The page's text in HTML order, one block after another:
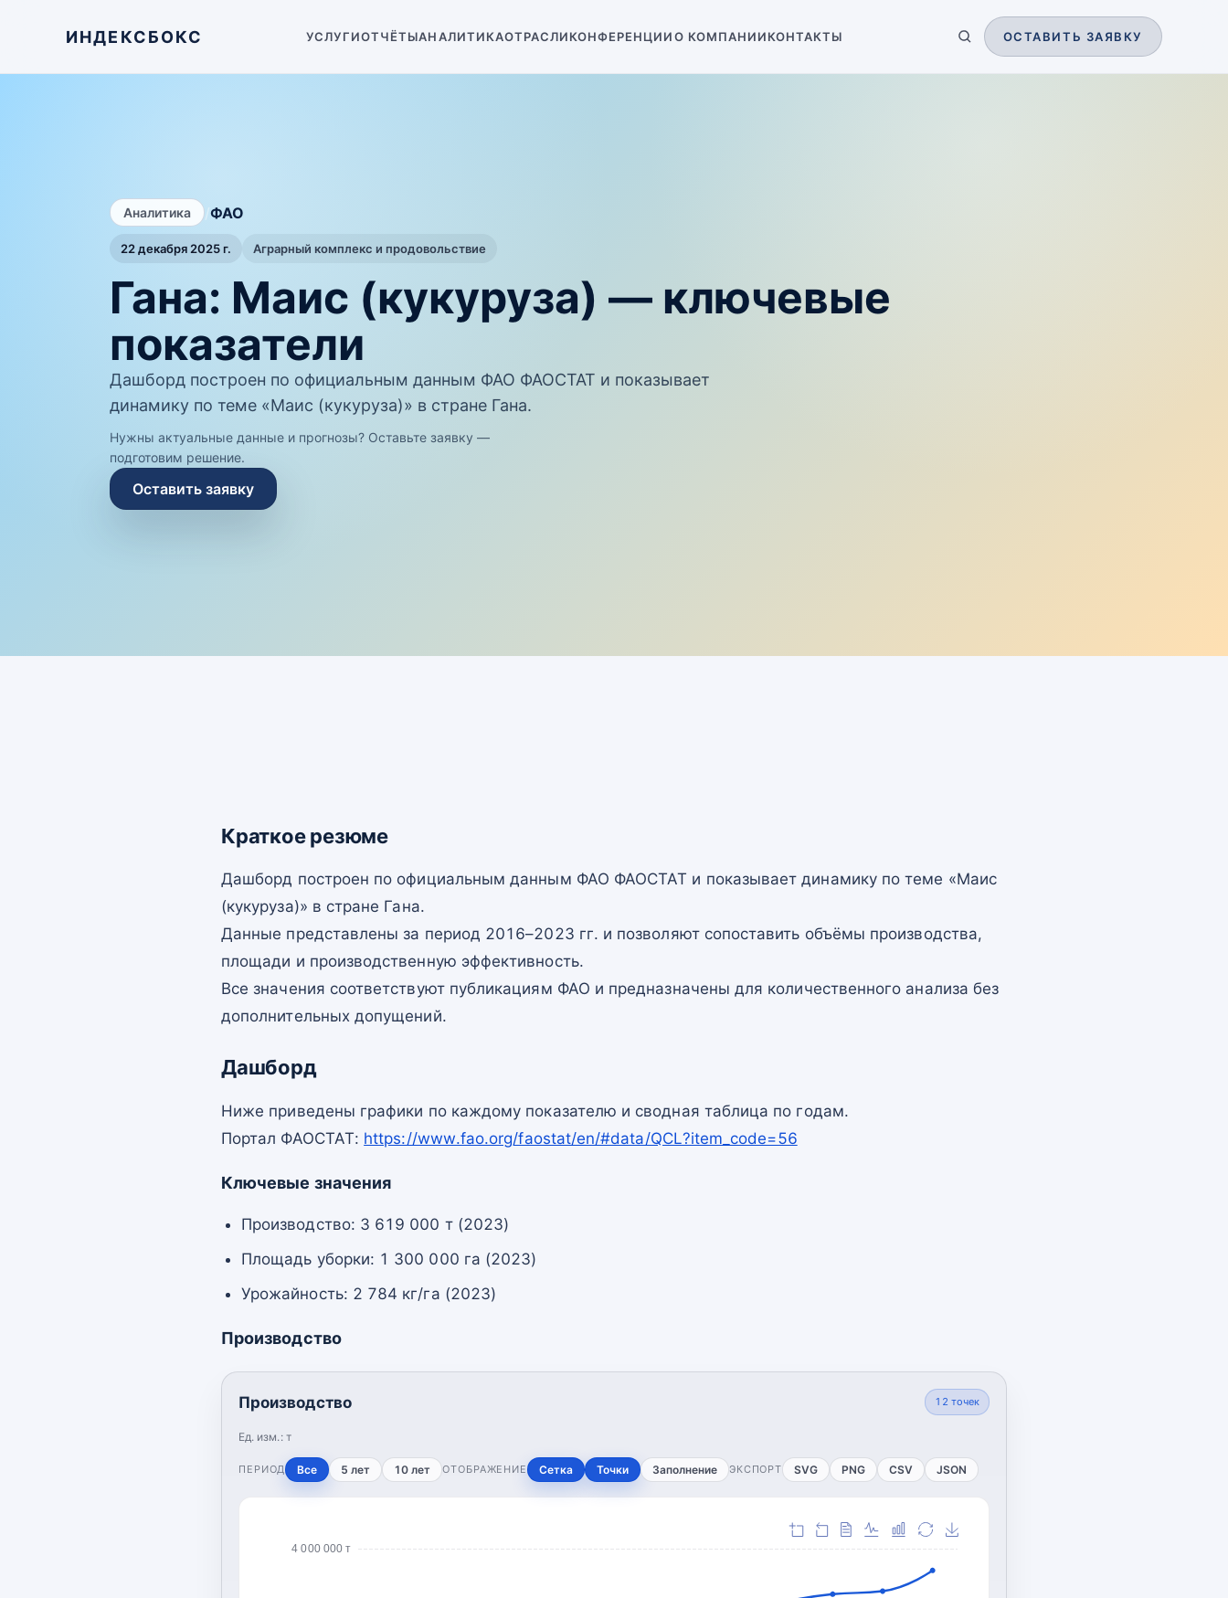
ИНДЕКСБОКС УСЛУГИОТЧЁТЫАНАЛИТИКАОТРАСЛИКОНФЕРЕНЦИИО КОМПАНИИКОНТАКТЫ ОСТАВИТЬ ЗАЯВКУ
Аналитика /ФАО
22 декабря 2025 г. Аграрный комплекс и продовольствие
Гана: Маис (кукуруза) — ключевые
показатели
Дашборд построен по официальным данным ФАО ФАОСТАТ и показывает
динамику по теме «Маис (кукуруза)» в стране Гана.
Нужны актуальные данные и прогнозы? Оставьте заявку —
подготовим решение.
Оставить заявку
Краткое резюме
Дашборд построен по официальным данным ФАО ФАОСТАТ и показывает динамику по теме «Маис
(кукуруза)» в стране Гана.
Данные представлены за период 2016–2023 гг. и позволяют сопоставить объёмы производства,
площади и производственную эффективность.
Все значения соответствуют публикациям ФАО и предназначены для количественного анализа без
дополнительных допущений.
Дашборд
Ниже приведены графики по каждому показателю и сводная таблица по годам.
Портал ФАОСТАТ: https://www.fao.org/faostat/en/#data/QCL?item_code=56
Ключевые значения
Производство: 3 619 000 т (2023)
Площадь уборки: 1 300 000 га (2023)
Урожайность: 2 784 кг/га (2023)
Производство
Производство
Ед. изм.: т
12 точек
ПЕРИОД Все 5 лет 10 лет ОТОБРАЖЕНИЕ Сетка Точки Заполнение ЭКСПОРТ SVG PNG CSV JSON
4 000 000 т